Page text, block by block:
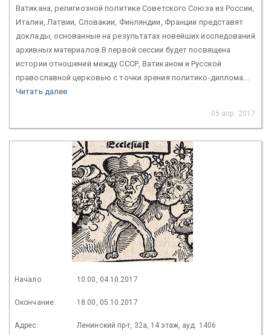
Ватикана, религиозной политике Советского Союза из России,
Италии, Латвии, Словакии, Финляндии, Франции представят
доклады, основанные на результатах новейших исследований
архивных материалов.В первой сессии будет посвящена
истории отношений между СССР, Ватиканом и Русской
православной церковью с точки зрения политико-диплома...
Читать далее
05 апр. 2017
Начало: 10:00, 04.10.2017
Окончание: 18:00, 05.10.2017
Адрес: Ленинский пр-т, 32а, 14 этаж, ауд. 1406